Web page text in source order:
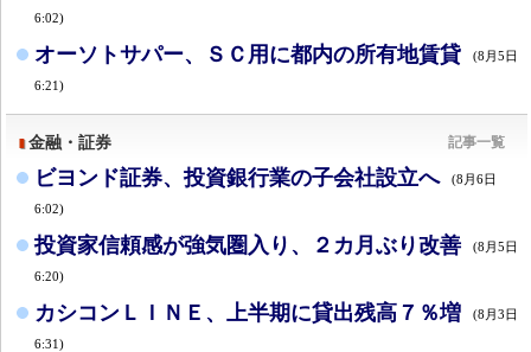
6:02)
オーソトサパー、ＳＣ用に都内の所有地賃貸 (8月5日
6:21)
金融・証券 記事一覧
ビヨンド証券、投資銀行業の子会社設立へ (8月6日
6:02)
投資家信頼感が強気圏入り、２カ月ぶり改善 (8月5日
6:20)
カシコンＬＩＮＥ、上半期に貸出残高７％増 (8月3日
6:31)